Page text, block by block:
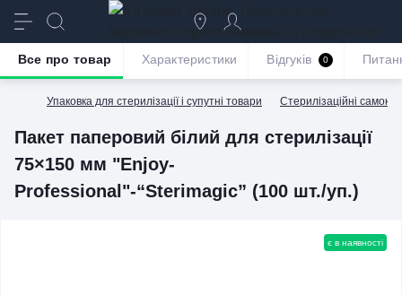
якість та бездоганне
обслуговування
Упаковка для стерилізації і супутні товари Стерилізаційні
Пакет паперовий білий для стерилізації
75×150 мм "Enjoy-
Professional"-“Sterimagic” (100 шт./уп.)
Все про товар Характеристики Відгуків 0
є в наявності